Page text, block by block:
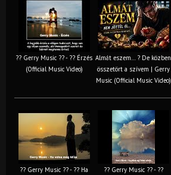
?? Gerry Music ?? - ?? Érzés
(Official Music Video)
Almát eszem… ? De közben
összetört a szívem | Gerry
Music (Official Music Video)
?? Gerry Music ?? - ?? Ha
?? Gerry Music ?? - ??